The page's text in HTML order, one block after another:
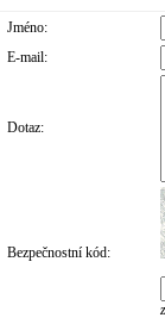
Jméno:
E-mail:
Dotaz:
Bezpečnostní kód: